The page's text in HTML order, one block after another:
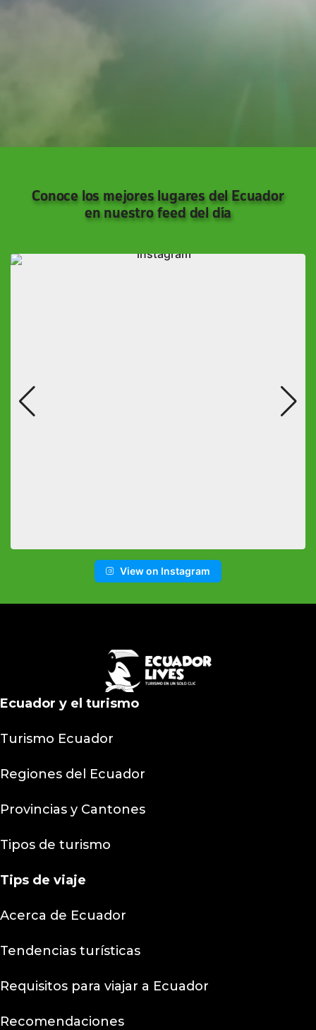
Conoce los mejores lugares del Ecuador
en nuestro feed del día
View on Instagram
Ecuador y el turismo
Turismo Ecuador
Regiones del Ecuador
Provincias y Cantones
Tipos de turismo
Tips de viaje
Acerca de Ecuador
Tendencias turísticas
Requisitos para viajar a Ecuador
Recomendaciones